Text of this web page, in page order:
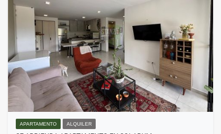
APARTAMENTO ALQUILER